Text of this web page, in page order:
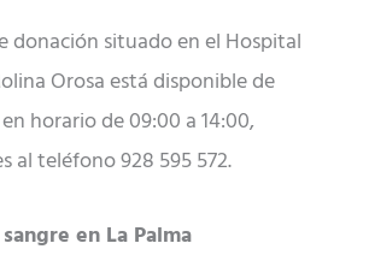
donación situado en el Hospital
Orosa está disponible de
horario de 09:00 a 14:00,
al teléfono 928 595 572.
en La Palma